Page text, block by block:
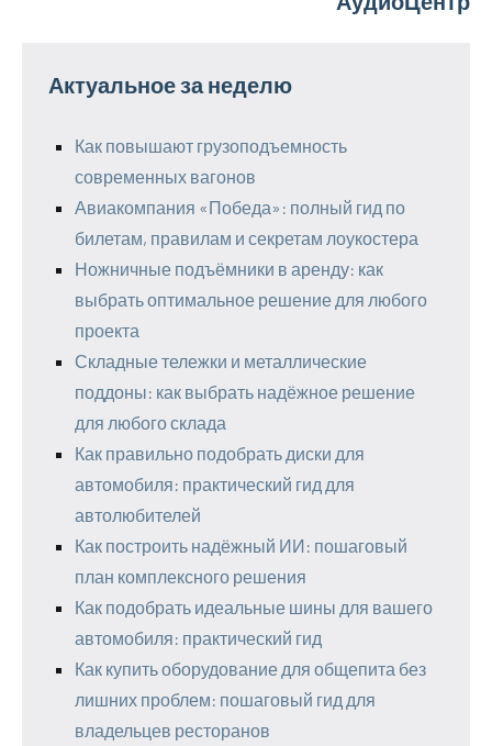
Актуальное за неделю
Как повышают грузоподъемность
современных вагонов
Авиакомпания «Победа»: полный гид по
билетам, правилам и секретам лоукостера
Ножничные подъёмники в аренду: как
выбрать оптимальное решение для любого
проекта
Складные тележки и металлические
поддоны: как выбрать надёжное решение
для любого склада
Как правильно подобрать диски для
автомобиля: практический гид для
автолюбителей
Как построить надёжный ИИ: пошаговый
план комплексного решения
Как подобрать идеальные шины для вашего
автомобиля: практический гид
Как купить оборудование для общепита без
лишних проблем: пошаговый гид для
владельцев ресторанов